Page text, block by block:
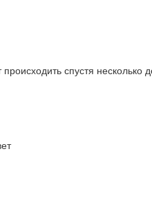
спустя несколько